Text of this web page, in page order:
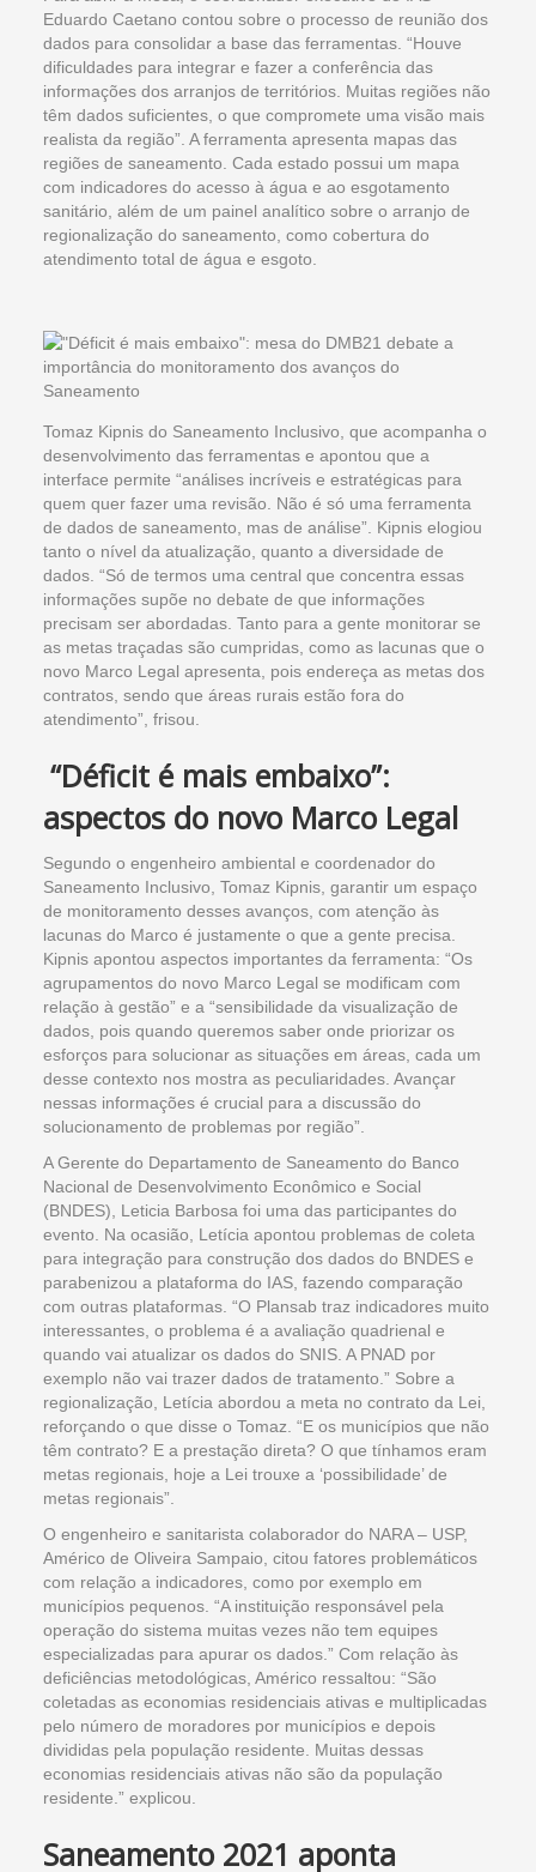
Eduardo Caetano contou sobre o processo de reunião dos
dados para consolidar a base das ferramentas. “Houve
dificuldades para integrar e fazer a conferência das
informações dos arranjos de territórios. Muitas regiões não
têm dados suficientes, o que compromete uma visão mais
realista da região”. A ferramenta apresenta mapas das
regiões de saneamento. Cada estado possui um mapa
com indicadores do acesso à água e ao esgotamento
sanitário, além de um painel analítico sobre o arranjo de
regionalização do saneamento, como cobertura do
atendimento total de água e esgoto.
Tomaz Kipnis do Saneamento Inclusivo, que acompanha o
desenvolvimento das ferramentas e apontou que a
interface permite “análises incríveis e estratégicas para
quem quer fazer uma revisão. Não é só uma ferramenta
de dados de saneamento, mas de análise”. Kipnis elogiou
tanto o nível da atualização, quanto a diversidade de
dados. “Só de termos uma central que concentra essas
informações supõe no debate de que informações
precisam ser abordadas. Tanto para a gente monitorar se
as metas traçadas são cumpridas, como as lacunas que o
novo Marco Legal apresenta, pois endereça as metas dos
contratos, sendo que áreas rurais estão fora do
atendimento”, frisou.
“Déficit é mais embaixo”:
aspectos do novo Marco Legal
Segundo o engenheiro ambiental e coordenador do
Saneamento Inclusivo, Tomaz Kipnis, garantir um espaço
de monitoramento desses avanços, com atenção às
lacunas do Marco é justamente o que a gente precisa.
Kipnis apontou aspectos importantes da ferramenta: “Os
agrupamentos do novo Marco Legal se modificam com
relação à gestão” e a “sensibilidade da visualização de
dados, pois quando queremos saber onde priorizar os
esforços para solucionar as situações em áreas, cada um
desse contexto nos mostra as peculiaridades. Avançar
nessas informações é crucial para a discussão do
solucionamento de problemas por região”.
A Gerente do Departamento de Saneamento do Banco
Nacional de Desenvolvimento Econômico e Social
(BNDES), Leticia Barbosa foi uma das participantes do
evento. Na ocasião, Letícia apontou problemas de coleta
para integração para construção dos dados do BNDES e
parabenizou a plataforma do IAS, fazendo comparação
com outras plataformas. “O Plansab traz indicadores muito
interessantes, o problema é a avaliação quadrienal e
quando vai atualizar os dados do SNIS. A PNAD por
exemplo não vai trazer dados de tratamento.” Sobre a
regionalização, Letícia abordou a meta no contrato da Lei,
reforçando o que disse o Tomaz. “E os municípios que não
têm contrato? E a prestação direta? O que tínhamos eram
metas regionais, hoje a Lei trouxe a ‘possibilidade’ de
metas regionais”.
O engenheiro e sanitarista colaborador do NARA – USP,
Américo de Oliveira Sampaio, citou fatores problemáticos
com relação a indicadores, como por exemplo em
municípios pequenos. “A instituição responsável pela
operação do sistema muitas vezes não tem equipes
especializadas para apurar os dados.” Com relação às
deficiências metodológicas, Américo ressaltou: “São
coletadas as economias residenciais ativas e multiplicadas
pelo número de moradores por municípios e depois
divididas pela população residente. Muitas dessas
economias residenciais ativas não são da população
residente.” explicou.
Saneamento 2021 aponta